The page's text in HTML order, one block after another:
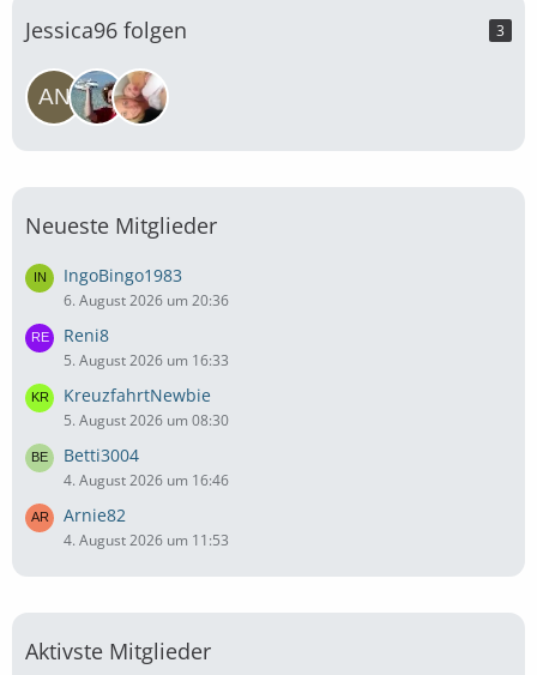
Jessica96 folgen 3
Neueste Mitglieder
IngoBingo1983
6. August 2026 um 20:36
Reni8
5. August 2026 um 16:33
KreuzfahrtNewbie
5. August 2026 um 08:30
Betti3004
4. August 2026 um 16:46
Arnie82
4. August 2026 um 11:53
Aktivste Mitglieder